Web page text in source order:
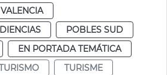
VALENCIA
POBLES SUD
EN PORTADA TEMÁTICA
TURISME